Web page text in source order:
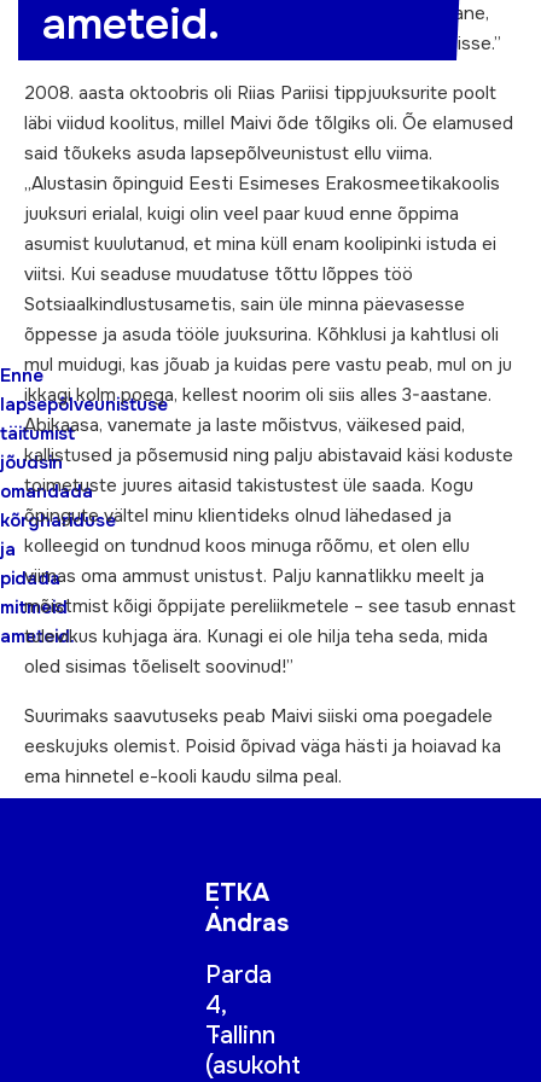
Enne
lapsepõlveunistuse
täitumist
jõudsin
omandada
kõrghariduse
ja
pidada
mitmeid
ameteid.
ameteid.
meelde, et käeline tegevus on mulle väga meelepärane,
kuid elu suunas mind hoopis Sotsiaalkindlustusametisse.”
2008. aasta oktoobris oli Riias Pariisi tippjuuksurite poolt
läbi viidud koolitus, millel Maivi õde tõlgiks oli. Õe elamused
said tõukeks asuda lapsepõlveunistust ellu viima.
„Alustasin õpinguid Eesti Esimeses Erakosmeetikakoolis
juuksuri erialal, kuigi olin veel paar kuud enne õppima
asumist kuulutanud, et mina küll enam koolipinki istuda ei
viitsi. Kui seaduse muudatuse tõttu lõppes töö
Sotsiaalkindlustusametis, sain üle minna päevasesse
õppesse ja asuda tööle juuksurina. Kõhklusi ja kahtlusi oli
mul muidugi, kas jõuab ja kuidas pere vastu peab, mul on ju
ikkagi kolm poega, kellest noorim oli siis alles 3-aastane.
Abikaasa, vanemate ja laste mõistvus, väikesed paid,
kallistused ja põsemusid ning palju abistavaid käsi koduste
toimetuste juures aitasid takistustest üle saada. Kogu
õpingute vältel minu klientideks olnud lähedased ja
kolleegid on tundnud koos minuga rõõmu, et olen ellu
viimas oma ammust unistust. Palju kannatlikku meelt ja
mõistmist kõigi õppijate pereliikmetele – see tasub ennast
tulevikus kuhjaga ära. Kunagi ei ole hilja teha seda, mida
oled sisimas tõeliselt soovinud!”
Suurimaks saavutuseks peab Maivi siiski oma poegadele
eeskujuks olemist. Poisid õpivad väga hästi ja hoiavad ka
ema hinnetel e-kooli kaudu silma peal.
ETKA
Andras
Parda
4,
Tallinn
(asukoht